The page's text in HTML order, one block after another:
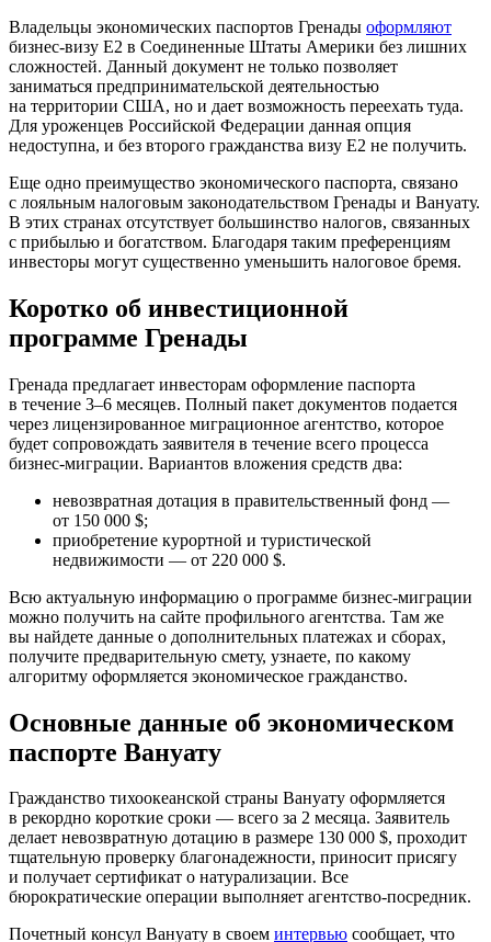
Владельцы экономических паспортов Гренады оформляют
бизнес-визу Е2 в Соединенные Штаты Америки без лишних
сложностей. Данный документ не только позволяет
заниматься предпринимательской деятельностью
на территории США, но и дает возможность переехать туда.
Для уроженцев Российской Федерации данная опция
недоступна, и без второго гражданства визу Е2 не получить.
Еще одно преимущество экономического паспорта, связано
с лояльным налоговым законодательством Гренады и Вануату.
В этих странах отсутствует большинство налогов, связанных
с прибылью и богатством. Благодаря таким преференциям
инвесторы могут существенно уменьшить налоговое бремя.
Коротко об инвестиционной
программе Гренады
Гренада предлагает инвесторам оформление паспорта
в течение 3–6 месяцев. Полный пакет документов подается
через лицензированное миграционное агентство, которое
будет сопровождать заявителя в течение всего процесса
бизнес-миграции. Вариантов вложения средств два:
невозвратная дотация в правительственный фонд —
от 150 000 $;
приобретение курортной и туристической
недвижимости — от 220 000 $.
Всю актуальную информацию о программе бизнес-миграции
можно получить на сайте профильного агентства. Там же
вы найдете данные о дополнительных платежах и сборах,
получите предварительную смету, узнаете, по какому
алгоритму оформляется экономическое гражданство.
Основные данные об экономическом
паспорте Вануату
Гражданство тихоокеанской страны Вануату оформляется
в рекордно короткие сроки — всего за 2 месяца. Заявитель
делает невозвратную дотацию в размере 130 000 $, проходит
тщательную проверку благонадежности, приносит присягу
и получает сертификат о натурализации. Все
бюрократические операции выполняет агентство-посредник.
Почетный консул Вануату в своем интервью сообщает, что